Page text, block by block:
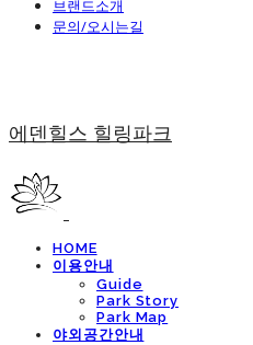
브랜드소개
문의/오시는길
에덴힐스 힐링파크
HOME
이용안내
Guide
Park Story
Park Map
야외공간안내